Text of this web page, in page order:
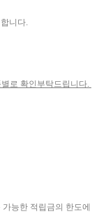
니다.
로 확인부탁드립니다.
능한 적립금의 한도에